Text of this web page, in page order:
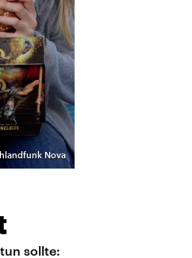
Nova
sollte: